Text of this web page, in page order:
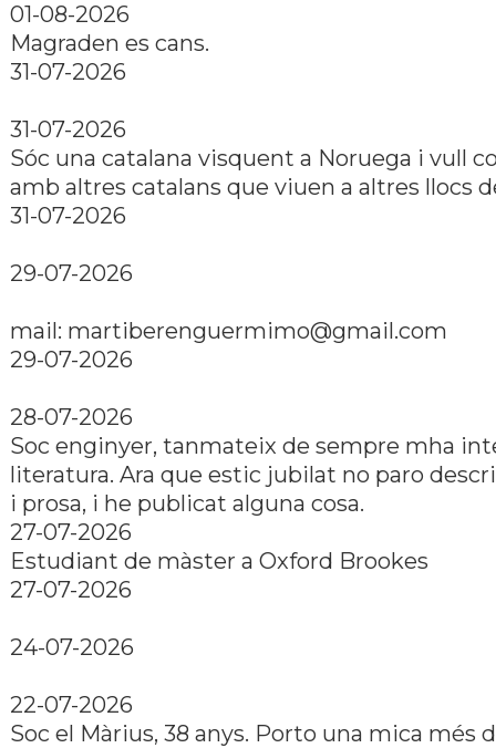
01-08-2026
Magraden es cans.
31-07-2026
31-07-2026
Sóc una catalana visquent a Noruega i vull
amb altres catalans que viuen a altres llocs
31-07-2026
29-07-2026
mail: martiberenguermimo@gmail.com
29-07-2026
28-07-2026
Soc enginyer, tanmateix de sempre mha
literatura. Ara que estic jubilat no paro
i prosa, i he publicat alguna cosa.
27-07-2026
Estudiant de màster a Oxford Brookes
27-07-2026
24-07-2026
22-07-2026
Soc el Màrius, 38 anys. Porto una mica més